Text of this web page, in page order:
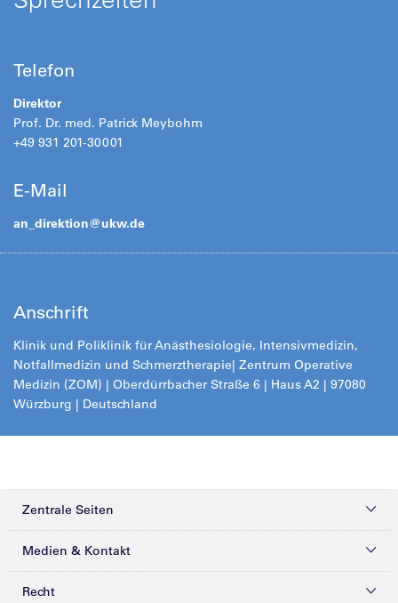
Telefon
Direktor
Prof. Dr. med. Patrick Meybohm
+49 931 201-30001
E-Mail
an_direktion@ukw.de
Anschrift
Klinik und Poliklinik für Anästhesiologie, Intensivmedizin,
Notfallmedizin und Schmerztherapie| Zentrum Operative
Medizin (ZOM) | Oberdürrbacher Straße 6 | Haus A2 | 97080
Würzburg | Deutschland
Zentrale Seiten
Kliniken & Zentren
Medien & Kontakt
Presse
Recht